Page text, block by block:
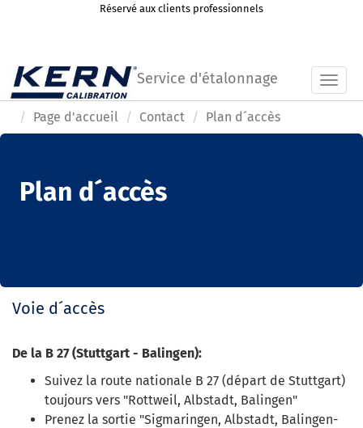
Réservé aux clients professionnels
Service d'étalonnage
Page d'accueil Contact Plan d´accès
Plan d´accès
Voie d´accès
De la B 27 (Stuttgart - Balingen):
Suivez la route nationale B 27 (départ de Stuttgart)
toujours vers "Rottweil, Albstadt, Balingen"
Prenez la sortie "Sigmaringen, Albstadt, Balingen-